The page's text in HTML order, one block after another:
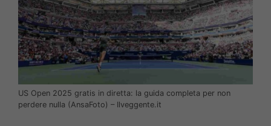
US Open 2025 gratis in diretta: la guida completa per non
perdere nulla (AnsaFoto) – Ilveggente.it